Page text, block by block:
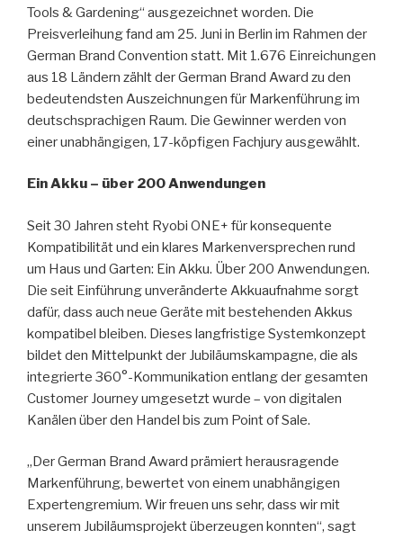
Tools & Gardening“ ausgezeichnet worden. Die
Preisverleihung fand am 25. Juni in Berlin im Rahmen der
German Brand Convention statt. Mit 1.676 Einreichungen
aus 18 Ländern zählt der German Brand Award zu den
bedeutendsten Auszeichnungen für Markenführung im
deutschsprachigen Raum. Die Gewinner werden von
einer unabhängigen, 17-köpfigen Fachjury ausgewählt.
Ein Akku – über 200 Anwendungen
Seit 30 Jahren steht Ryobi ONE+ für konsequente
Kompatibilität und ein klares Markenversprechen rund
um Haus und Garten: Ein Akku. Über 200 Anwendungen.
Die seit Einführung unveränderte Akkuaufnahme sorgt
dafür, dass auch neue Geräte mit bestehenden Akkus
kompatibel bleiben. Dieses langfristige Systemkonzept
bildet den Mittelpunkt der Jubiläumskampagne, die als
integrierte 360°-Kommunikation entlang der gesamten
Customer Journey umgesetzt wurde – von digitalen
Kanälen über den Handel bis zum Point of Sale.
„Der German Brand Award prämiert herausragende
Markenführung, bewertet von einem unabhängigen
Expertengremium. Wir freuen uns sehr, dass wir mit
unserem Jubiläumsprojekt überzeugen konnten“, sagt